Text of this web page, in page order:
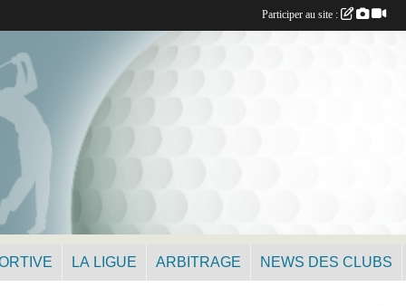
LA LIGUE ARBITRAGE NEWS DES CLUBS
Participer au site :